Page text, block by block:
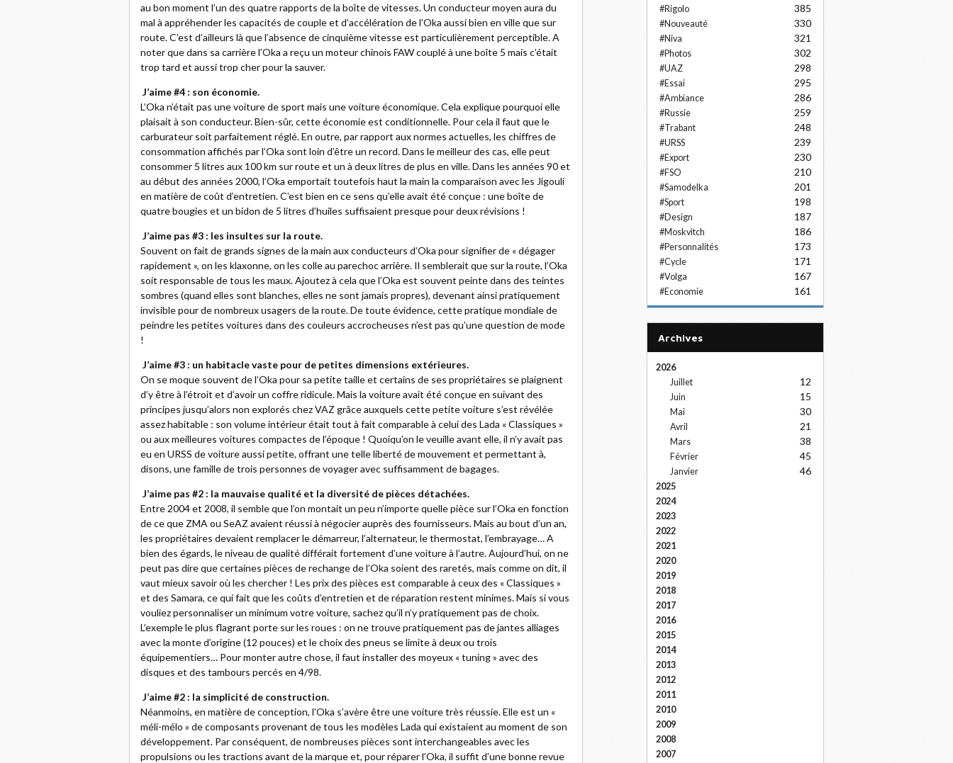
au bon moment l’un des quatre rapports de la boîte de vitesses. Un conducteur moyen aura du
mal à appréhender les capacités de couple et d’accélération de l’Oka aussi bien en ville que sur
route. C’est d’ailleurs là que l’absence de cinquième vitesse est particulièrement perceptible. A
noter que dans sa carrière l’Oka a reçu un moteur chinois FAW couplé à une boîte 5 mais c’était
trop tard et aussi trop cher pour la sauver.
J’aime #4 : son économie.
L’Oka n’était pas une voiture de sport mais une voiture économique. Cela explique pourquoi elle
plaisait à son conducteur. Bien-sûr, cette économie est conditionnelle. Pour cela il faut que le
carburateur soit parfaitement réglé. En outre, par rapport aux normes actuelles, les chiffres de
consommation affichés par l’Oka sont loin d’être un record. Dans le meilleur des cas, elle peut
consommer 5 litres aux 100 km sur route et un à deux litres de plus en ville. Dans les années 90 et
au début des années 2000, l’Oka emportait toutefois haut la main la comparaison avec les Jigouli
en matière de coût d’entretien. C’est bien en ce sens qu’elle avait été conçue : une boîte de
quatre bougies et un bidon de 5 litres d’huiles suffisaient presque pour deux révisions !
J’aime pas #3 : les insultes sur la route.
Souvent on fait de grands signes de la main aux conducteurs d’Oka pour signifier de « dégager
rapidement », on les klaxonne, on les colle au parechoc arrière. Il semblerait que sur la route, l’Oka
soit responsable de tous les maux. Ajoutez à cela que l’Oka est souvent peinte dans des teintes
sombres (quand elles sont blanches, elles ne sont jamais propres), devenant ainsi pratiquement
invisible pour de nombreux usagers de la route. De toute évidence, cette pratique mondiale de
peindre les petites voitures dans des couleurs accrocheuses n’est pas qu’une question de mode
!
J’aime #3 : un habitacle vaste pour de petites dimensions extérieures.
On se moque souvent de l’Oka pour sa petite taille et certains de ses propriétaires se plaignent
d’y être à l’étroit et d’avoir un coffre ridicule. Mais la voiture avait été conçue en suivant des
principes jusqu’alors non explorés chez VAZ grâce auxquels cette petite voiture s’est révélée
assez habitable : son volume intérieur était tout à fait comparable à celui des Lada « Classiques »
ou aux meilleures voitures compactes de l’époque ! Quoiqu’on le veuille avant elle, il n’y avait pas
eu en URSS de voiture aussi petite, offrant une telle liberté de mouvement et permettant à,
disons, une famille de trois personnes de voyager avec suffisamment de bagages.
J’aime pas #2 : la mauvaise qualité et la diversité de pièces détachées.
Entre 2004 et 2008, il semble que l’on montait un peu n’importe quelle pièce sur l’Oka en fonction
de ce que ZMA ou SeAZ avaient réussi à négocier auprès des fournisseurs. Mais au bout d’un an,
les propriétaires devaient remplacer le démarreur, l’alternateur, le thermostat, l’embrayage… A
bien des égards, le niveau de qualité différait fortement d’une voiture à l’autre. Aujourd’hui, on ne
peut pas dire que certaines pièces de rechange de l’Oka soient des raretés, mais comme on dit, il
vaut mieux savoir où les chercher ! Les prix des pièces est comparable à ceux des « Classiques »
et des Samara, ce qui fait que les coûts d’entretien et de réparation restent minimes. Mais si vous
vouliez personnaliser un minimum votre voiture, sachez qu’il n’y pratiquement pas de choix.
L’exemple le plus flagrant porte sur les roues : on ne trouve pratiquement pas de jantes alliages
avec la monte d’origine (12 pouces) et le choix des pneus se limite à deux ou trois
équipementiers… Pour monter autre chose, il faut installer des moyeux « tuning » avec des
disques et des tambours percés en 4/98.
J’aime #2 : la simplicité de construction.
Néanmoins, en matière de conception, l’Oka s’avère être une voiture très réussie. Elle est un «
méli-mélo » de composants provenant de tous les modèles Lada qui existaient au moment de son
développement. Par conséquent, de nombreuses pièces sont interchangeables avec les
propulsions ou les tractions avant de la marque et, pour réparer l’Oka, il suffit d’une bonne revue
#Rigolo 385
#Nouveauté 330
#Niva 321
#Photos 302
#UAZ 298
#Essai 295
#Ambiance 286
#Russie 259
#Trabant 248
#URSS 239
#Export 230
#FSO 210
#Samodelka 201
#Sport 198
#Design 187
#Moskvitch 186
#Personnalités 173
#Cycle 171
#Volga 167
#Economie 161
Archives
2026
Juillet
12
Juin 15
Mai 30
Avril 21
Mars 38
Février 45
Janvier 46
2025
2024
2023
2022
2021
2020
2019
2018
2017
2016
2015
2014
2013
2012
2011
2010
2009
2008
2007